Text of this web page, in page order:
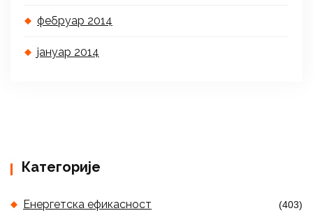
фебруар 2014
јануар 2014
Категорије
Енергетска ефикасност (403)